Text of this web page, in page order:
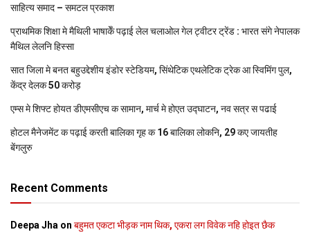
साहित्य समाद – समटल प्रकाश
प्राथमिक शि‍क्षा मे मैथि‍ली भाषाकेँ पढ़ाई लेल चलाओल गेल ट्वीटर ट्रेंड : भारत संगे नेपालक
मैथिल लेलनि हिस्सा
सात जिला मे बनत बहुउद्देशीय इंडोर स्‍टेडि‍यम, सिंथेटिक एथलेटिक ट्रेक आ स्विमिंग पुल,
केंद्र देलक 50 करोड़
एम्स मे शिफ्ट होयत डीएमसीएच क सामान, मार्च मे होएत उद्घाटन, नव सत्र स पढाई
होटल मैनेजमेंट क पढ़ाई करती बालिका गृह क 16 बालिका लोकनि, 29 कए जायतीह
बेंगलुरु
Recent Comments
Deepa Jha on बहुमत एकटा भीड़क नाम थिक, एकरा लग विवेक नहि होइत छैक